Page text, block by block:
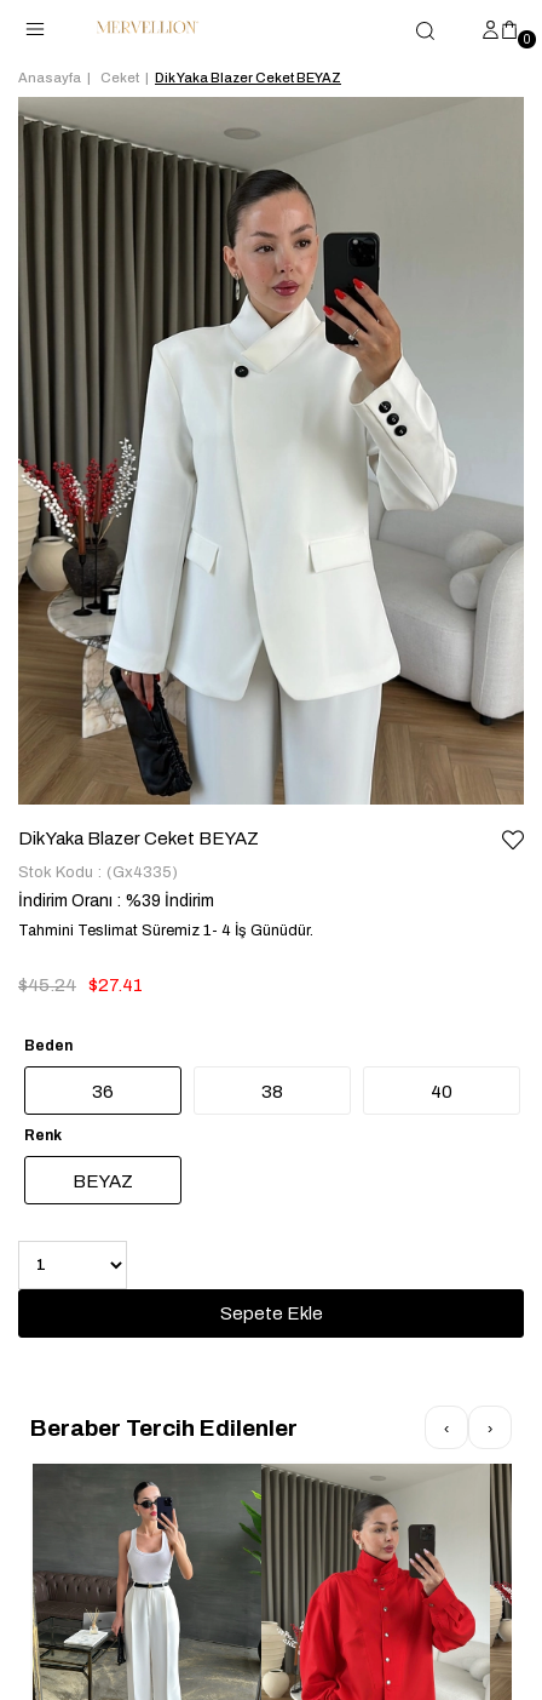
0
Anasayfa Ceket Dik Yaka Blazer Ceket BEYAZ
Dik Yaka Blazer Ceket BEYAZ
Stok Kodu (Gx4335)
İndirim Oranı : %39 İndirim
Tahmini Teslimat Süremiz 1- 4 İş Günüdür.
$45.24 $27.41
Beden
36 38 40
Renk
BEYAZ
Beraber Tercih Edilenler ‹ ›